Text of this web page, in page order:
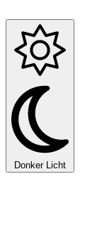
Donker Licht